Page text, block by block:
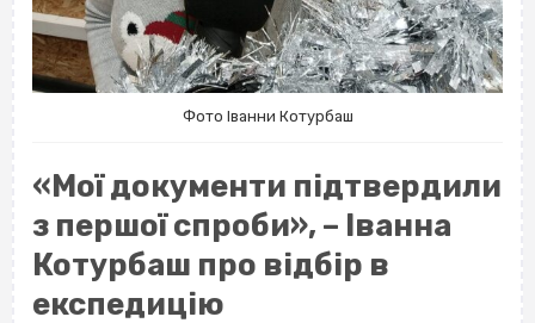
Фото Іванни Котурбаш
«Мої документи підтвердили
з першої спроби», – Іванна
Котурбаш про відбір в
експедицію